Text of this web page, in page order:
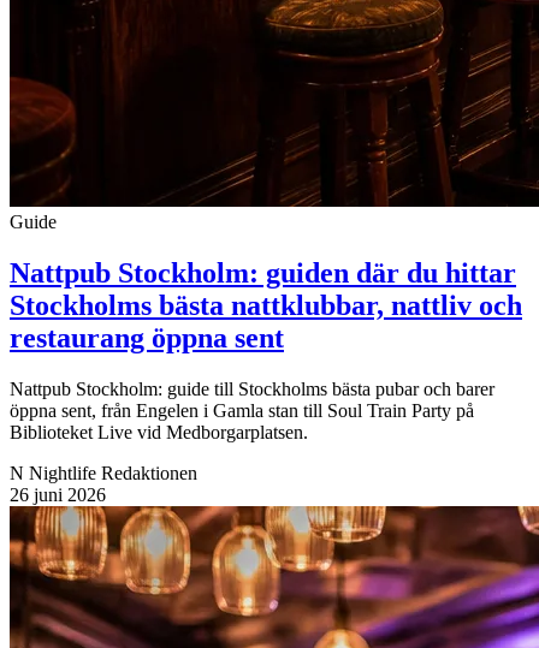
Guide
Nattpub Stockholm: guiden där du hittar
Stockholms bästa nattklubbar, nattliv och
restaurang öppna sent
Nattpub Stockholm: guide till Stockholms bästa pubar och barer
öppna sent, från Engelen i Gamla stan till Soul Train Party på
Biblioteket Live vid Medborgarplatsen.
N Nightlife Redaktionen
26 juni 2026